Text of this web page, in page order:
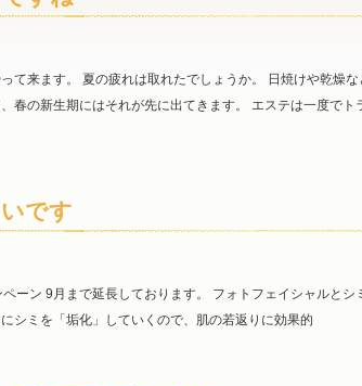
て来ます。 夏の疲れは取れたでしょうか。 日焼けや乾燥
春の新生期にはそれが先に出てきます。 エステは一度でト
です
9月まで延長しております。 フォトフェイシャルとシミ
シミを「垢化」していくので、肌の若返りに効果的